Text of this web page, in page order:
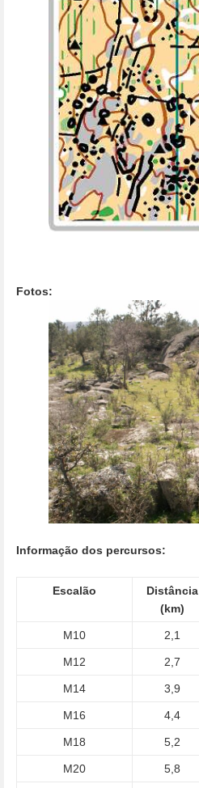
Fotos:
Informação dos percursos:
Escalão
Distância
(km)
M10 2,1
M12 2,7
M14 3,9
M16 4,4
M18 5,2
M20 5,8